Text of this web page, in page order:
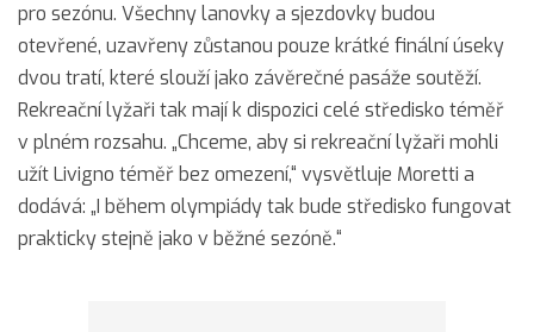
pro sezónu. Všechny lanovky a sjezdovky budou
otevřené, uzavřeny zůstanou pouze krátké finální úseky
dvou tratí, které slouží jako závěrečné pasáže soutěží.
Rekreační lyžaři tak mají k dispozici celé středisko téměř
v plném rozsahu. „Chceme, aby si rekreační lyžaři mohli
užít Livigno téměř bez omezení,“ vysvětluje Moretti a
dodává: „I během olympiády tak bude středisko fungovat
prakticky stejně jako v běžné sezóně.“